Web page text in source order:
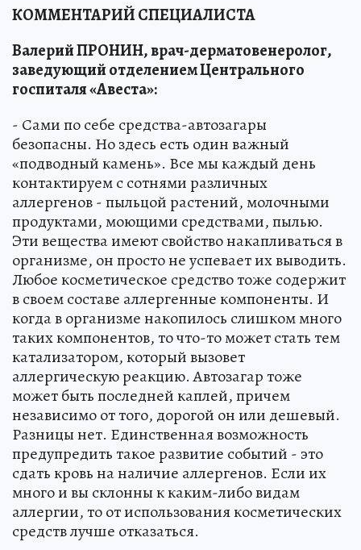
КОММЕНТАРИЙ СПЕЦИАЛИСТА
Валерий ПРОНИН, врач-дерматовенеролог,
заведующий отделением Центрального
госпиталя «Авеста»:
- Сами по себе средства-автозагары
безопасны. Но здесь есть один важный
«подводный камень». Все мы каждый день
контактируем с сотнями различных
аллергенов - пыльцой растений, молочными
продуктами, моющими средствами, пылью.
Эти вещества имеют свойство накапливаться в
организме, он просто не успевает их выводить.
Любое косметическое средство тоже содержит
в своем составе аллергенные компоненты. И
когда в организме накопилось слишком много
таких компонентов, то что-то может стать тем
катализатором, который вызовет
аллергическую реакцию. Автозагар тоже
может быть последней каплей, причем
независимо от того, дорогой он или дешевый.
Разницы нет. Единственная возможность
предупредить такое развитие событий - это
сдать кровь на наличие аллергенов. Если их
много и вы склонны к каким-либо видам
аллергии, то от использования косметических
средств лучше отказаться.